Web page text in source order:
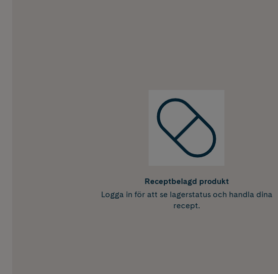
Receptbelagd produkt
Logga in för att se lagerstatus och handla dina
recept.